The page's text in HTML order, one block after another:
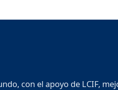
con el apoyo de LCIF,